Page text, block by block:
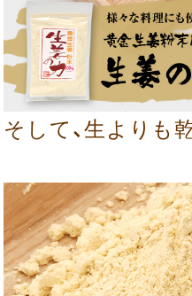
そして、生よりも